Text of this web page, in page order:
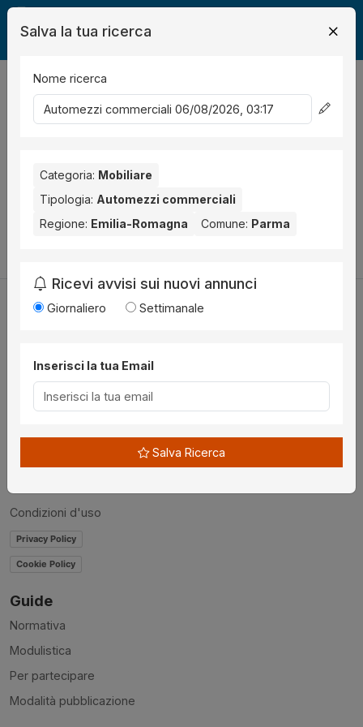
Legalmente Mobili
risultati Ordina per
risultato per la Provincia selezionata:
Prova a modificare i parametri di ricerca:
Utilità
Chi siamo
Disclaimer
News
Condizioni d'uso
Privacy Policy
Cookie Policy
Guide
Normativa
Modulistica
Per partecipare
Modalità pubblicazione
Salva la tua ricerca
Nome ricerca
Categoria: Mobiliare
Tipologia: Automezzi commerciali
Regione: Emilia-Romagna Comune: Parma
Ricevi avvisi sui nuovi annunci
Giornaliero Settimanale
Inserisci la tua Email
Salva Ricerca